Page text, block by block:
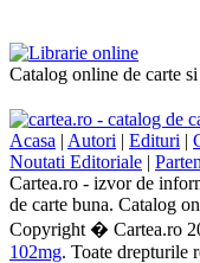
Catalog online de carte
Acasa | Autori | Edituri |
Noutati Editoriale |
Cartea.ro - izvor de
de carte buna. Catalog
Copyright � Cartea.ro
102mg. Toate drepturile